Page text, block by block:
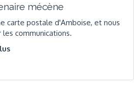
mécène
carte postale d'Amboise, et nous
communications.